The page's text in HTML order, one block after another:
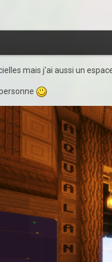
mais j'ai aussi un